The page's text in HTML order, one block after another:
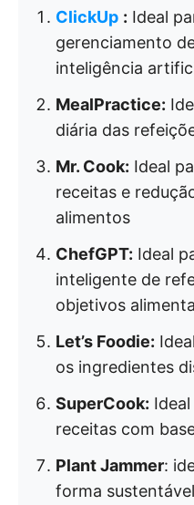
ClickUp : Ideal
gerenciamento
inteligência
MealPractice:
diária das
Mr. Cook: Ideal
receitas e
alimentos
ChefGPT: Ideal
inteligente de
objetivos
Let’s Foodie:
os ingredientes
SuperCook:
receitas com
Plant Jammer:
forma